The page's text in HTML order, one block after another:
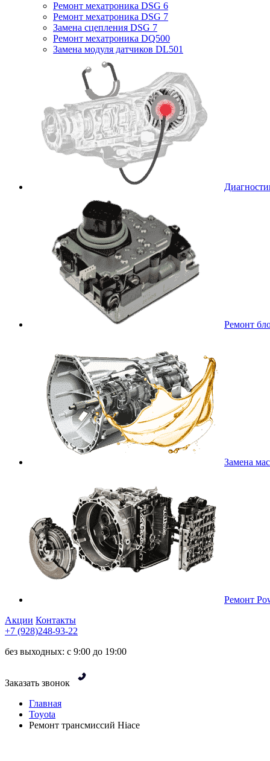
Ремонт мехатроника DSG 6
Ремонт мехатроника DSG 7
Замена сцепления DSG 7
Ремонт мехатроника DQ500
Замена модуля датчиков DL501
Ремонт
Замена
Ремонт
Акции Контакты
+7 (928)248-93-22
без выходных: с 9:00 до 19:00
Заказать звонок
Главная
Toyota
Ремонт трансмиссий Hiace